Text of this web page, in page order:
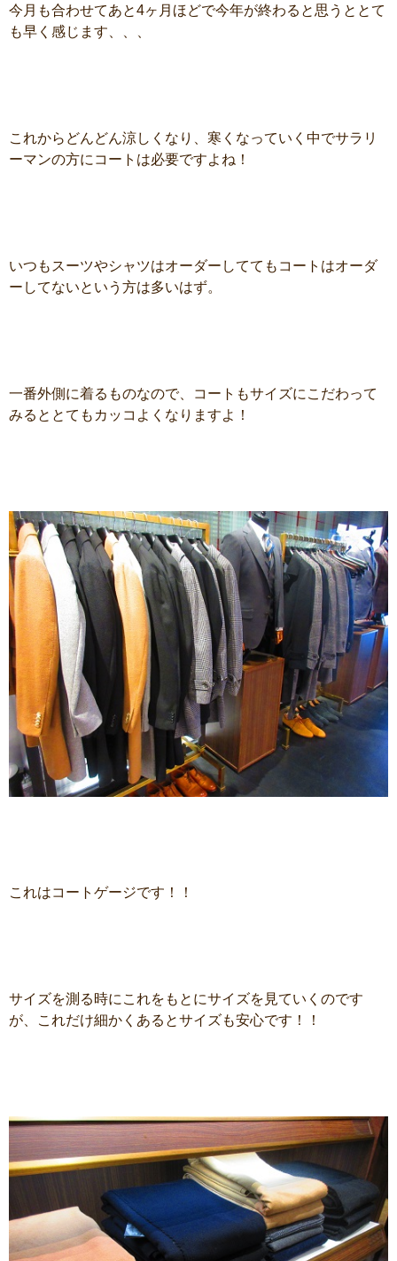
今月も合わせてあと4ヶ月ほどで今年が終わると思うととて
も早く感じます、、、
これからどんどん涼しくなり、寒くなっていく中でサラリ
ーマンの方にコートは必要ですよね！
いつもスーツやシャツはオーダーしててもコートはオーダ
ーしてないという方は多いはず。
一番外側に着るものなので、コートもサイズにこだわって
みるととてもカッコよくなりますよ！
これはコートゲージです！！
サイズを測る時にこれをもとにサイズを見ていくのです
が、これだけ細かくあるとサイズも安心です！！